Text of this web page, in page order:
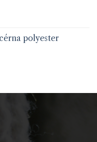
polyester